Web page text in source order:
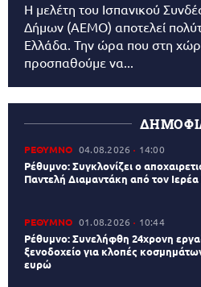
Η μελέτη του Ισπανικού
Δήμων (AEMO) αποτελεί
Ελλάδα. Την ώρα που στη
προσπαθούμε να...
ΡΕΘΥΜΝΟ 04.08.2026 14:00
Ρέθυμνο: Συγκλονίζει ο
Παντελή Διαμαντάκη από τον
ΡΕΘΥΜΝΟ 01.08.2026 10:44
Ρέθυμνο: Συνελήφθη 24χρονη
ξενοδοχείο για κλοπές
ευρώ